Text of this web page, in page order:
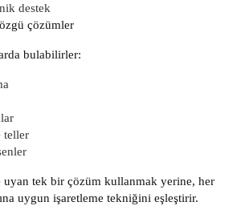
destek
çözümler
bulabilirler:
teller
tek bir çözüm kullanmak yerine, her
uygun işaretleme tekniğini eşleştirir.